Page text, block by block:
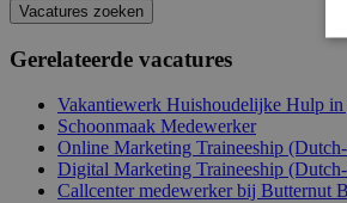
Vacatures zoeken
Gerelateerde vacatures
Vakantiewerk Huishoudelijke Hulp
Schoonmaak Medewerker
Online Marketing Traineeship
Digital Marketing Traineeship
Callcenter medewerker bij Butternut